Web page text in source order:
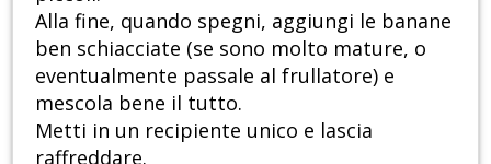
Alla fine, quando spegni, aggiungi le banane
ben schiacciate (se sono molto mature, o
eventualmente passale al frullatore) e
mescola bene il tutto.
Metti in un recipiente unico e lascia
raffreddare.